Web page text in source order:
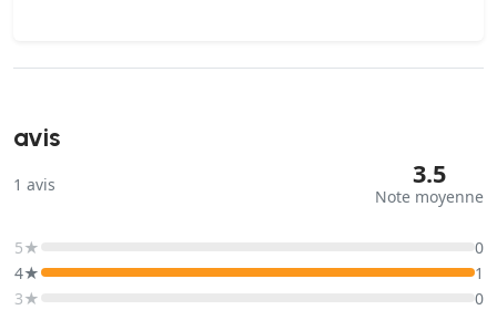
avis
1 avis 3.5
Note moyenne
5★
0
4★
1
3★
0